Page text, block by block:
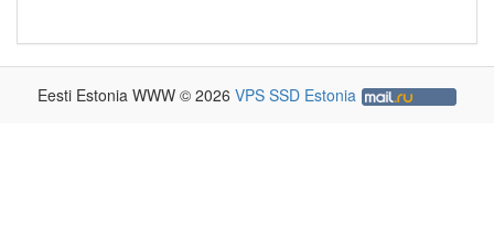
Eesti Estonia WWW © 2026 VPS SSD Estonia